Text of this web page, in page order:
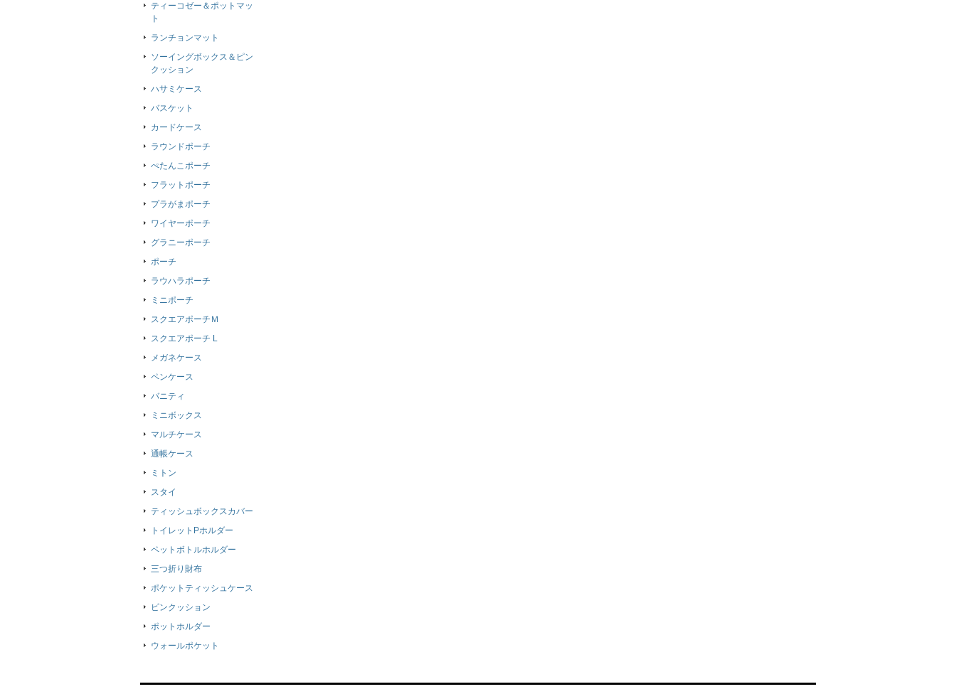
ティーコゼー＆ポットマッ
ト
ランチョンマット
ソーイングボックス＆ピン
クッション
ハサミケース
バスケット
カードケース
ラウンドポーチ
ぺたんこポーチ
フラットポーチ
プラがまポーチ
ワイヤーポーチ
グラニーポーチ
ポーチ
ラウハラポーチ
ミニポーチ
スクエアポーチＭ
スクエアポーチ L
メガネケース
ペンケース
バニティ
ミニボックス
マルチケース
通帳ケース
ミトン
スタイ
ティッシュボックスカバー
トイレットPホルダー
ペットボトルホルダー
三つ折り財布
ポケットティッシュケース
ピンクッション
ポットホルダー
ウォールポケット